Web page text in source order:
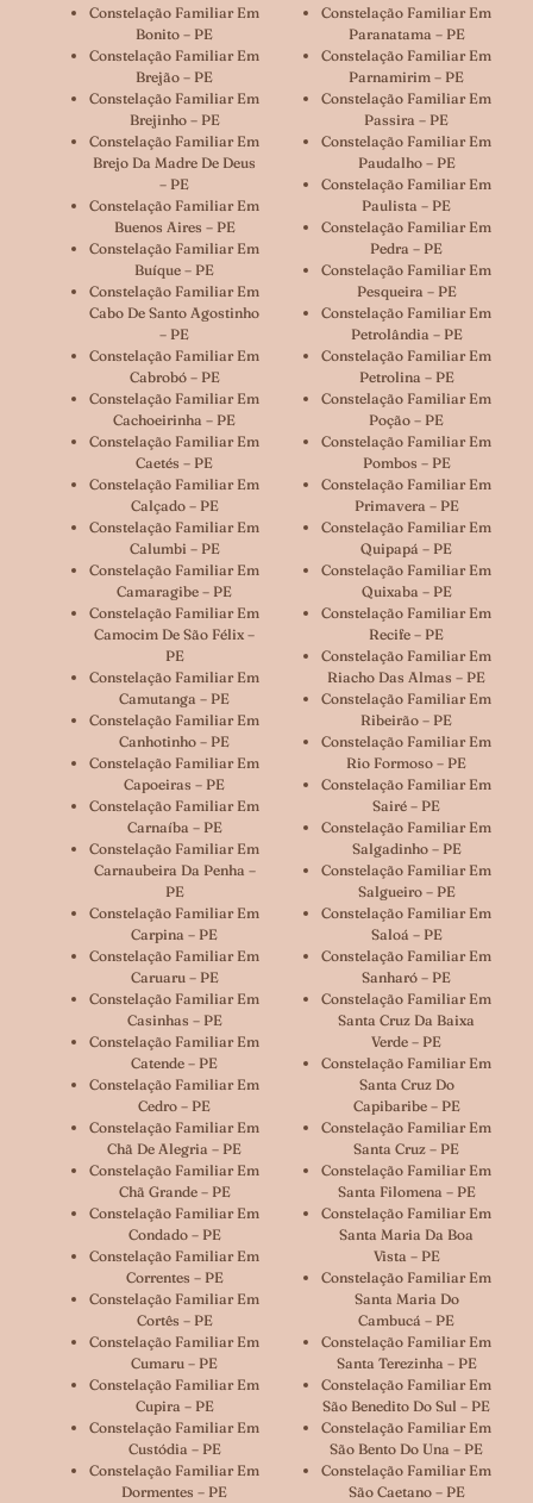
Constelação Familiar Em
Bonito – PE
Constelação Familiar Em
Brejão – PE
Constelação Familiar Em
Brejinho – PE
Constelação Familiar Em
Brejo Da Madre De Deus
– PE
Constelação Familiar Em
Buenos Aires – PE
Constelação Familiar Em
Buíque – PE
Constelação Familiar Em
Cabo De Santo Agostinho
– PE
Constelação Familiar Em
Cabrobó – PE
Constelação Familiar Em
Cachoeirinha – PE
Constelação Familiar Em
Caetés – PE
Constelação Familiar Em
Calçado – PE
Constelação Familiar Em
Calumbi – PE
Constelação Familiar Em
Camaragibe – PE
Constelação Familiar Em
Camocim De São Félix –
PE
Constelação Familiar Em
Camutanga – PE
Constelação Familiar Em
Canhotinho – PE
Constelação Familiar Em
Capoeiras – PE
Constelação Familiar Em
Carnaíba – PE
Constelação Familiar Em
Carnaubeira Da Penha –
PE
Constelação Familiar Em
Carpina – PE
Constelação Familiar Em
Caruaru – PE
Constelação Familiar Em
Casinhas – PE
Constelação Familiar Em
Catende – PE
Constelação Familiar Em
Cedro – PE
Constelação Familiar Em
Chã De Alegria – PE
Constelação Familiar Em
Chã Grande – PE
Constelação Familiar Em
Condado – PE
Constelação Familiar Em
Correntes – PE
Constelação Familiar Em
Cortês – PE
Constelação Familiar Em
Cumaru – PE
Constelação Familiar Em
Cupira – PE
Constelação Familiar Em
Custódia – PE
Constelação Familiar Em
Dormentes – PE
Constelação Familiar Em
Paranatama – PE
Constelação Familiar Em
Parnamirim – PE
Constelação Familiar Em
Passira – PE
Constelação Familiar Em
Paudalho – PE
Constelação Familiar Em
Paulista – PE
Constelação Familiar Em
Pedra – PE
Constelação Familiar Em
Pesqueira – PE
Constelação Familiar Em
Petrolândia – PE
Constelação Familiar Em
Petrolina – PE
Constelação Familiar Em
Poção – PE
Constelação Familiar Em
Pombos – PE
Constelação Familiar Em
Primavera – PE
Constelação Familiar Em
Quipapá – PE
Constelação Familiar Em
Quixaba – PE
Constelação Familiar Em
Recife – PE
Constelação Familiar Em
Riacho Das Almas – PE
Constelação Familiar Em
Ribeirão – PE
Constelação Familiar Em
Rio Formoso – PE
Constelação Familiar Em
Sairé – PE
Constelação Familiar Em
Salgadinho – PE
Constelação Familiar Em
Salgueiro – PE
Constelação Familiar Em
Saloá – PE
Constelação Familiar Em
Sanharó – PE
Constelação Familiar Em
Santa Cruz Da Baixa
Verde – PE
Constelação Familiar Em
Santa Cruz Do
Capibaribe – PE
Constelação Familiar Em
Santa Cruz – PE
Constelação Familiar Em
Santa Filomena – PE
Constelação Familiar Em
Santa Maria Da Boa
Vista – PE
Constelação Familiar Em
Santa Maria Do
Cambucá – PE
Constelação Familiar Em
Santa Terezinha – PE
Constelação Familiar Em
São Benedito Do Sul – PE
Constelação Familiar Em
São Bento Do Una – PE
Constelação Familiar Em
São Caetano – PE